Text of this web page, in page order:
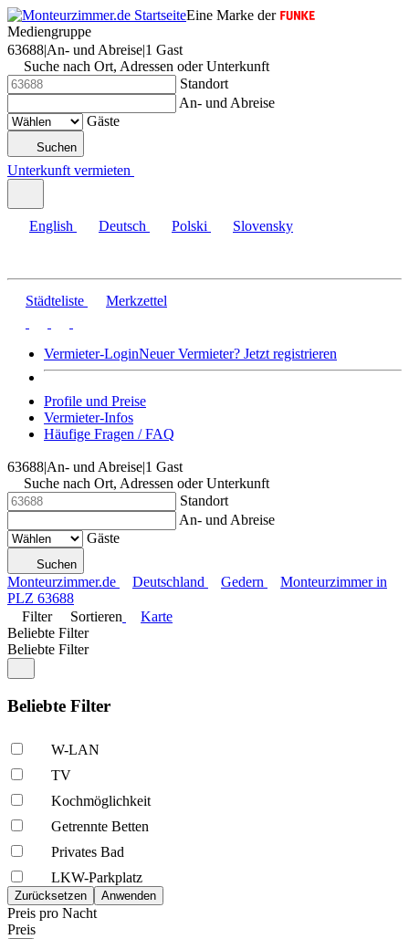
Eine Marke der
Mediengruppe
63688|An- und Abreise|1 Gast
Suche nach Ort, Adressen oder Unterkunft
Standort
An- und Abreise
Gäste
Suchen
Unterkunft vermieten
English Deutsch Polski Slovensky
Städteliste Merkzettel
Vermieter-LoginNeuer Vermieter? Jetzt registrieren
Profile und Preise
Vermieter-Infos
Häufige Fragen / FAQ
63688|An- und Abreise|1 Gast
Suche nach Ort, Adressen oder Unterkunft
Standort
An- und Abreise
Gäste
Suchen
Monteurzimmer.de Deutschland Gedern
Monteurzimmer in
PLZ 63688
Filter
Sortieren
Karte
Beliebte Filter
Beliebte Filter
Beliebte Filter
W-LAN
TV
Kochmöglich­keit
Getrennte Betten
Privates Bad
LKW-Parkplatz
Preis pro Nacht
Preis